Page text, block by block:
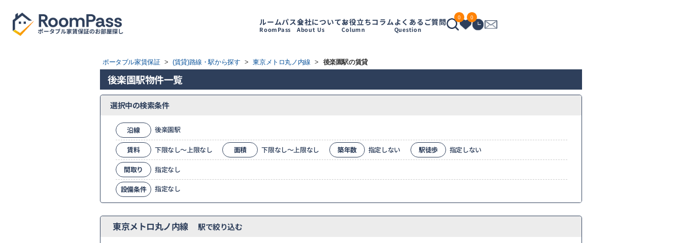
ルームパス
RoomPass
会社について
About Us
お役立ちコラム
Column
よくあるご質問
Question
0 0
ポータブル家賃保証 > (賃貸)路線・駅から探す > 東京メトロ丸ノ内線 > 後楽園駅の賃貸
後楽園駅物件一覧
選択中の検索条件
沿線 後楽園駅
賃料 下限なし～上限なし 面積 下限なし～上限なし 築年数 指定しない 駅徒歩 指定しない
間取り 指定なし
設備条件 指定なし
東京メトロ丸ノ内線 駅で絞り込む